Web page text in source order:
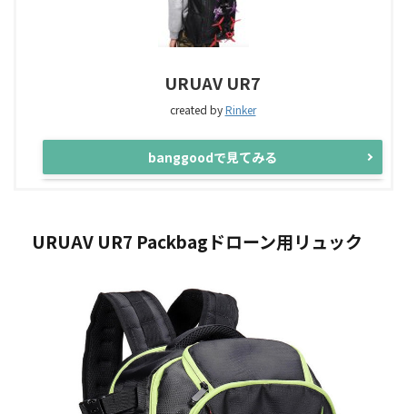
URUAV UR7
created byRinker
banggoodで見てみる
URUAV UR7 Packbagドローン用リュック